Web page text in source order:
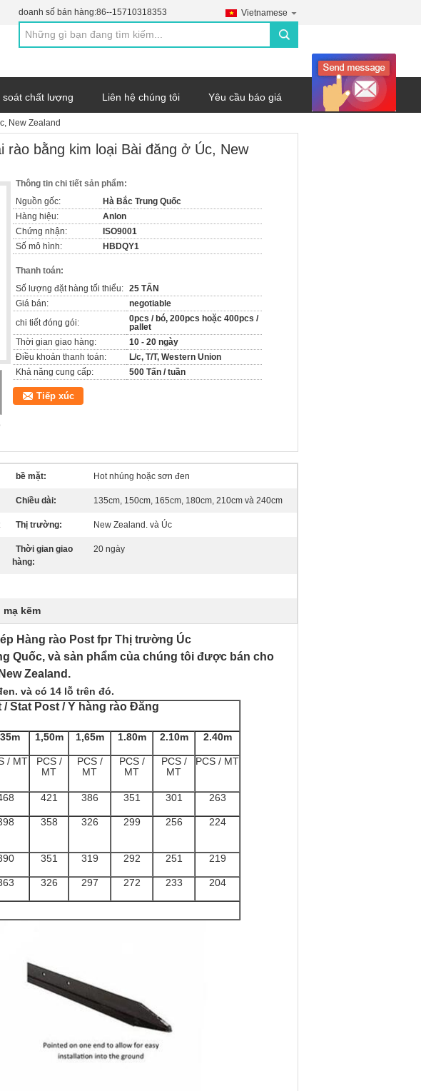
doanh số bán hàng:86--15710318353 Vietnamese
search
soát chất lượng Liên hệ chúng tôi Yêu cầu báo giá
New Zealand
bằng kim loại Bài đăng ở Úc, New
Thông tin chi tiết sản phẩm:
Nguồn gốc:
Hà Bắc Trung Quốc
Hàng hiệu:
Anlon
Chứng nhận:
ISO9001
Số mô hình:
HBDQY1
Thanh toán:
Số lượng đặt hàng tối thiểu: 25 TẤN
Giá bán:
negotiable
chi tiết đóng gói:
0pcs / bó, 200pcs hoặc 400pcs /
pallet
Thời gian giao hàng:
10 - 20 ngày
Điều khoản thanh toán:
L/c, T/T, Western Union
Khả năng cung cấp:
500 Tấn / tuần
Tiếp xúc
bề mặt: Hot nhúng hoặc sơn đen
Chiều dài: 135cm, 150cm, 165cm, 180cm, 210cm và 240cm
Thị trường: New Zealand. và Úc
Thời gian giao
hàng:
20 ngày
kẽm
Hàng rào Post fpr Thị trường Úc
Quốc, và sản phẩm của chúng tôi được bán cho
Zealand.
và có 14 lỗ trên đó.
Stat Post / Y hàng rào Đăng
1,50m 1,65m 1.80m 2.10m 2.40m
/ MT
PCS /
MT
PCS /
MT
PCS /
MT
PCS /
MT
PCS / MT
421 386 351 301 263
358 326 299 256 224
351 319 292 251 219
326 297 272 233 204